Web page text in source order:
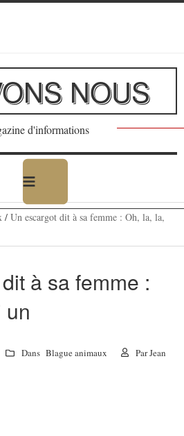
NOUS
d'informations
/ Un escargot dit à sa femme : Oh, la, la,
à sa femme :
un
Dans Blague animaux ParJean